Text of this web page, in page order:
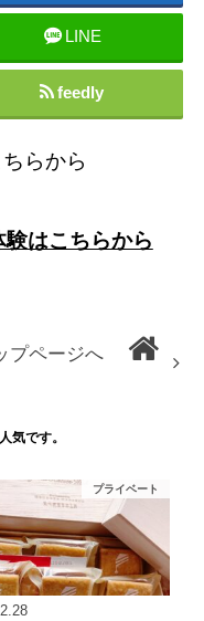
LINE
feedly
らから
はこちらから
プページへ
気です。
プライベート